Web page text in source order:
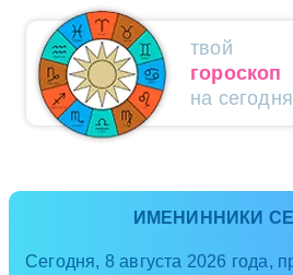
твой
гороскоп
на сегодня
ИМЕНИННИКИ
Сегодня, 8 августа 2026 года,